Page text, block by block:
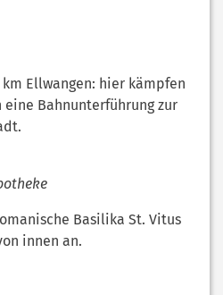
Ellwangen: hier kämpfen
eine Bahnunterführung zur
Basilika St. Vitus
innen an.